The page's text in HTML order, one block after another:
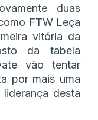
duas
FTW Leça
vitória da
da tabela
vão tentar
por mais uma
desta